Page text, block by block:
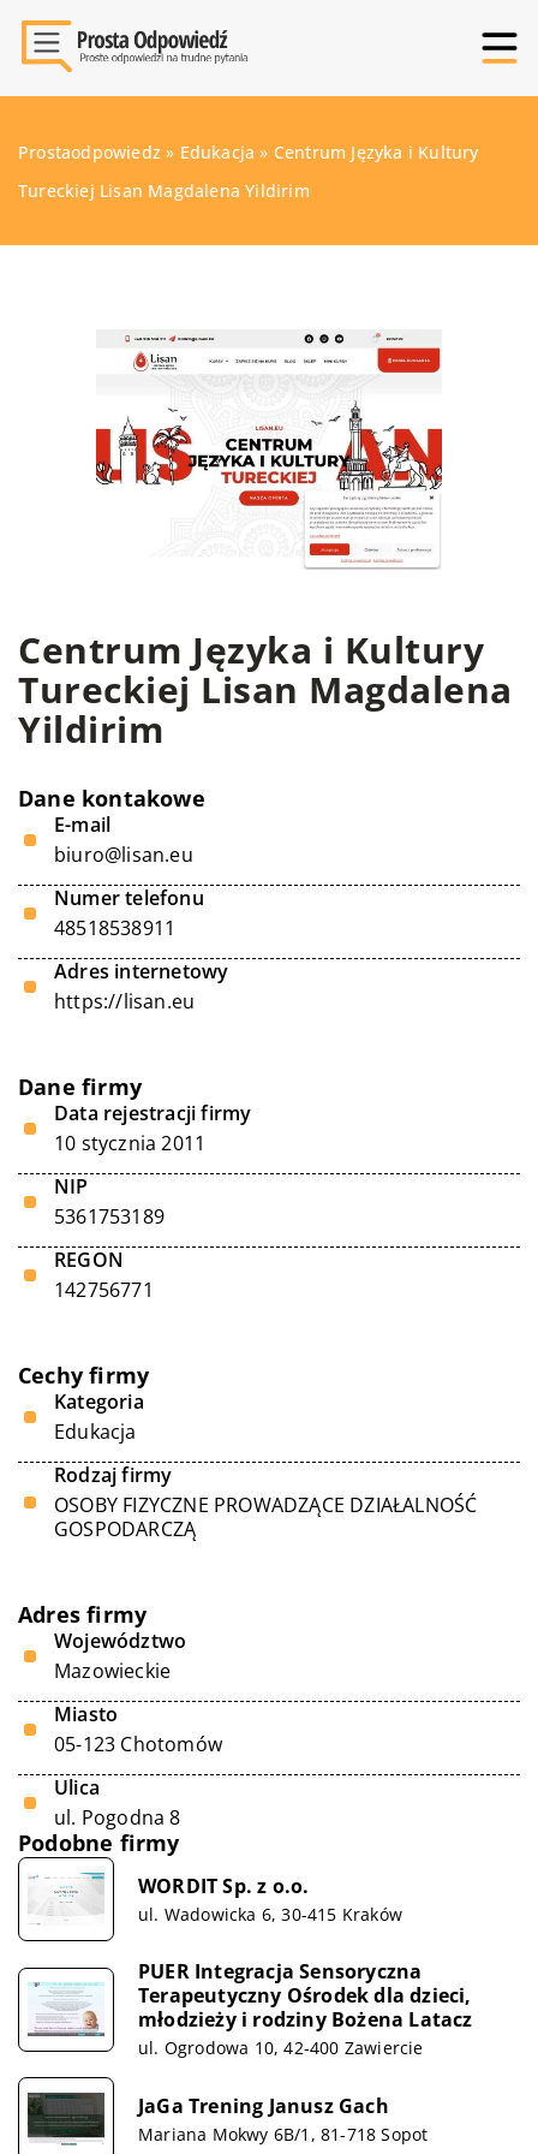
Prostaodpowiedz » Edukacja » Centrum Języka i Kultury
Tureckiej Lisan Magdalena Yildirim
Centrum Języka i Kultury
Tureckiej Lisan Magdalena
Yildirim
Dane kontakowe
E-mail
biuro@lisan.eu
Numer telefonu
48518538911
Adres internetowy
https://lisan.eu
Dane firmy
Data rejestracji firmy
10 stycznia 2011
NIP
5361753189
REGON
142756771
Cechy firmy
Kategoria
Edukacja
Rodzaj firmy
OSOBY FIZYCZNE PROWADZĄCE DZIAŁALNOŚĆ
GOSPODARCZĄ
Adres firmy
Województwo
Mazowieckie
Miasto
05-123 Chotomów
Ulica
ul. Pogodna 8
Podobne firmy
WORDIT Sp. z o.o.
ul. Wadowicka 6, 30-415 Kraków
PUER Integracja Sensoryczna
Terapeutyczny Ośrodek dla dzieci,
młodzieży i rodziny Bożena Latacz
ul. Ogrodowa 10, 42-400 Zawiercie
JaGa Trening Janusz Gach
Mariana Mokwy 6B/1, 81-718 Sopot